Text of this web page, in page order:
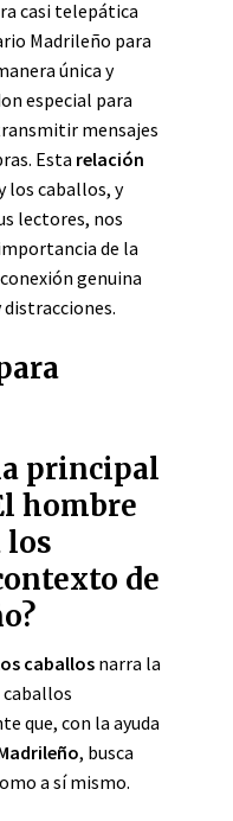
casi telepática
Madrileño para
única y
especial para
mensajes
Esta relación
los caballos, y
lectores, nos
de la
genuina
principal
hombre
los
de
caballos narra la
que, con la ayuda
, busca
a sí mismo.